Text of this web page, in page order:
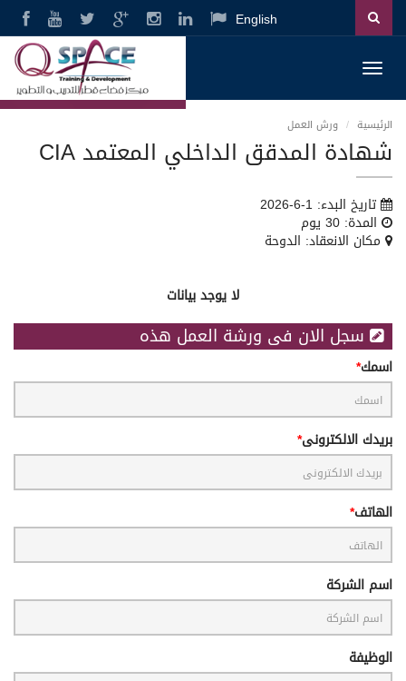
English
الرئيسية ورش العمل
شهادة المدقق الداخلي المعتمد CIA
تاريخ البدء: 1-6-2026
المدة: 30 يوم
مكان الانعقاد: الدوحة
لا يوجد بيانات
سجل الان فى ورشة العمل هذه
اسمك
بريدك الالكترونى
الهاتف
اسم الشركة
الوظيفة